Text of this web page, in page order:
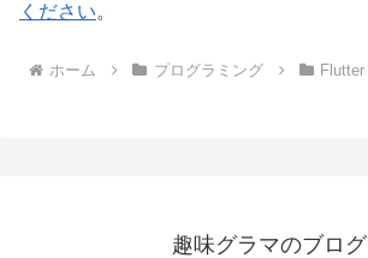
ください。
ホーム プログラミング Flutter
趣味グラマのブログ